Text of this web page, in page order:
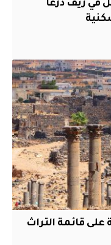
في ريف درعا
عربية على قائمة التراث